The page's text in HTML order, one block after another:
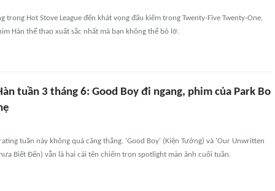
trong Hot Stove League đến khát vọng đấu kiếm trong Twenty-Five Twenty-One,
Hàn thể thao xuất sắc nhất mà bạn không thể bỏ lỡ.
tuần 3 tháng 6: Good Boy đi ngang, phim của Park Bo
tuần này không quá căng thẳng. 'Good Boy' (Kiện Tướng) và 'Our Unwritten
Biết Đến) vẫn là hai cái tên chiếm trọn spotlight màn ảnh cuối tuần.